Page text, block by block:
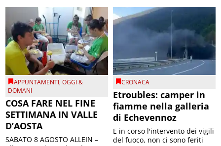
APPUNTAMENTI,OGGI &
DOMANI
COSA FARE NEL FINE
SETTIMANA IN VALLE
D’AOSTA
SABATO 8 AGOSTO ALLEIN –
CRONACA
Etroubles: camper in
fiamme nella galleria
di Echevennoz
E in corso l'intervento dei vigili
del fuoco, non ci sono feriti